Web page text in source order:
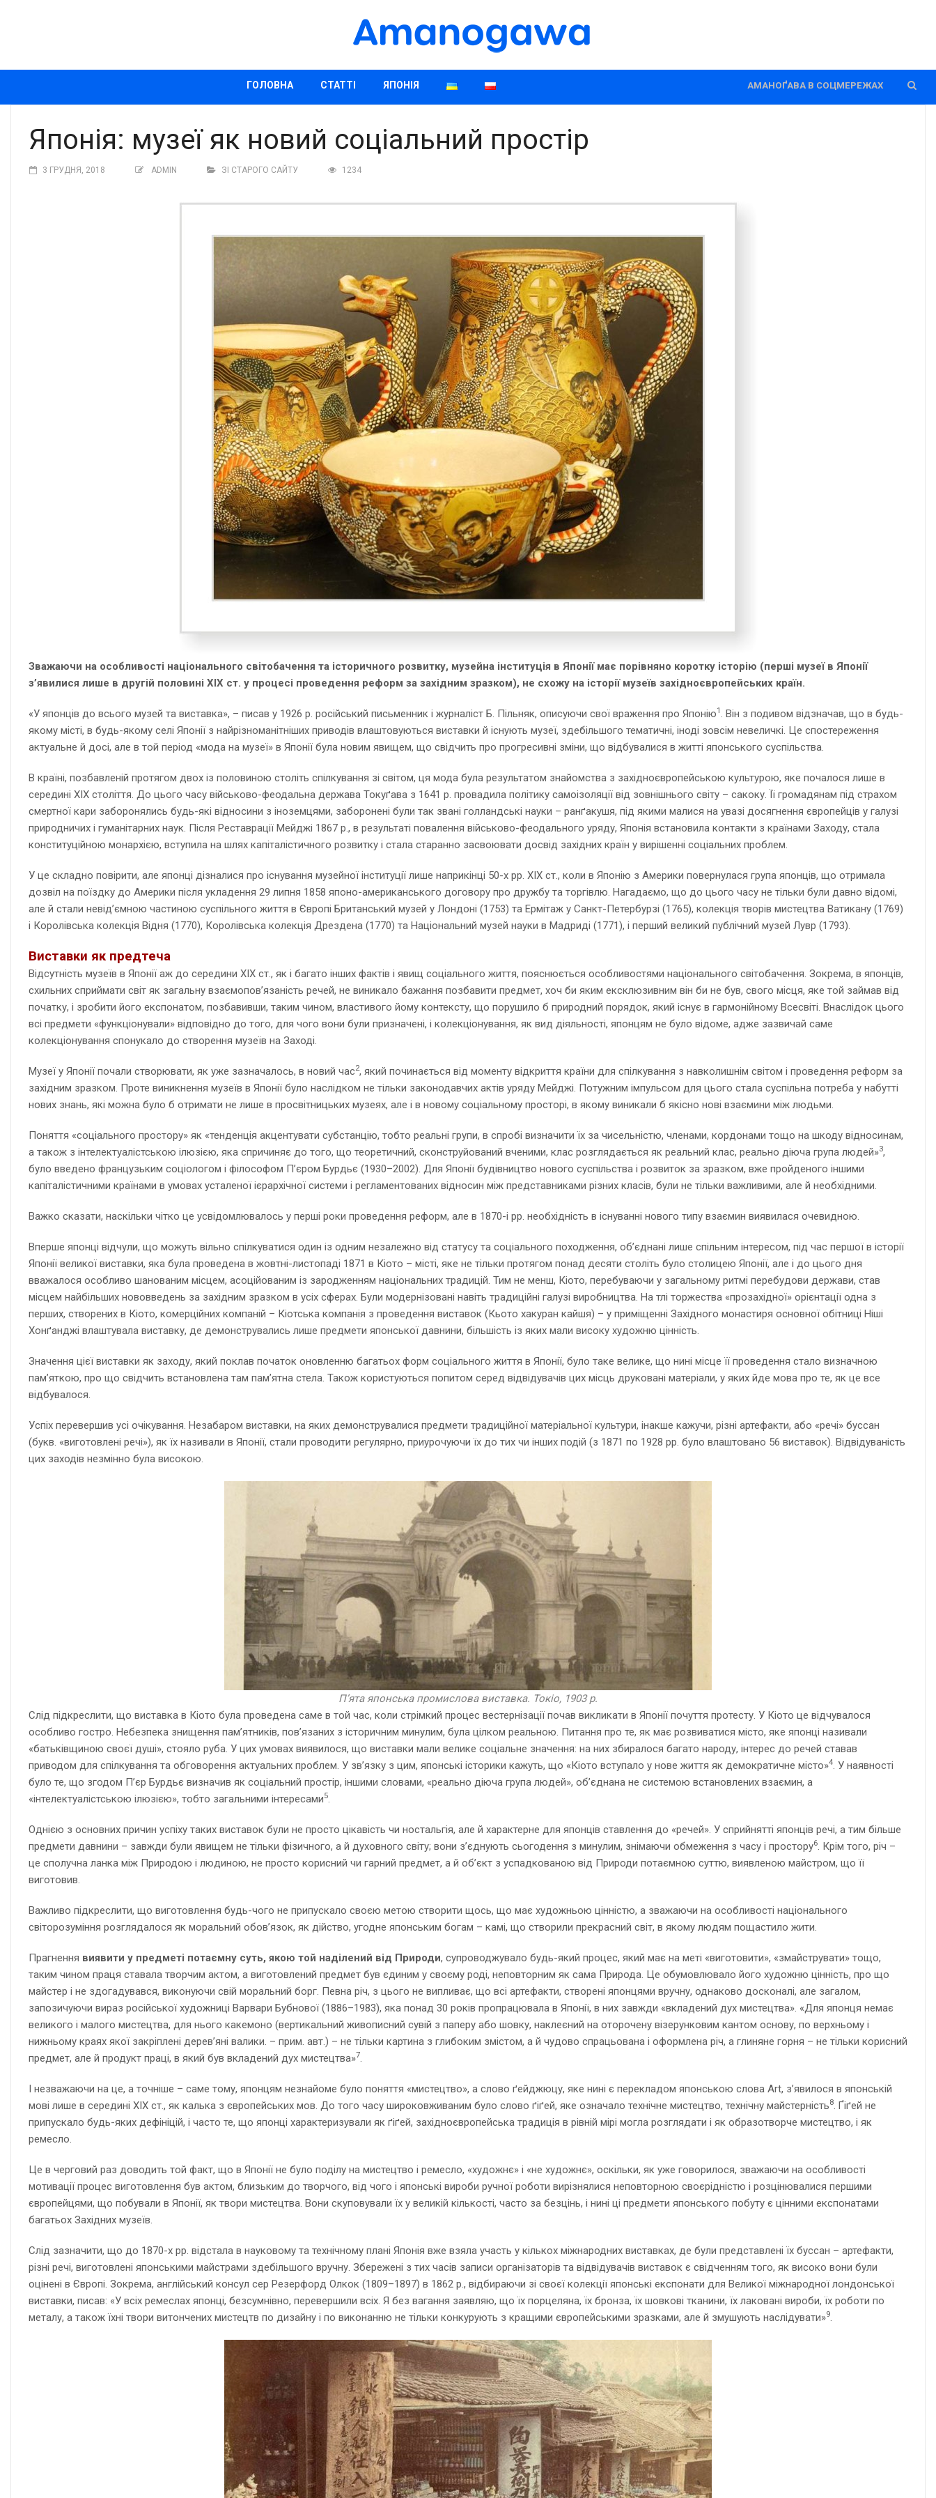
ГОЛОВНА СТАТТІ ЯПОНІЯ АМАНОҐАВА В СОЦМЕРЕЖАХ
Японія: музеї як новий соціальний простір
3 ГРУДНЯ, 2018 ADMIN ЗІ СТАРОГО САЙТУ 1234
Зважаючи на особливості національного світобачення та історичного розвитку, музейна інституція в Японії має порівняно коротку історію (перші музеї в Японії
з’явилися лише в другій половині XIX ст. у процесі проведення реформ за західним зразком), не схожу на історії музеїв західноєвропейських країн.
«У японців до всього музей та виставка», – писав у 1926 р. російський письменник і журналіст Б. Пільняк, описуючи свої враження про Японію1 . Він з подивом відзначав, що в будь-
якому місті, в будь-якому селі Японії з найрізноманітніших приводів влаштовуються виставки й існують музеї, здебільшого тематичні, іноді зовсім невеличкі. Це спостереження
актуальне й досі, але в той період «мода на музеї» в Японії була новим явищем, що свідчить про прогресивні зміни, що відбувалися в житті японського суспільства.
В країні, позбавленій протягом двох із половиною століть спілкування зі світом, ця мода була результатом знайомства з західноєвропейською культурою, яке почалося лише в
середині XIX століття. До цього часу військово-феодальна держава Токуґава з 1641 р. провадила політику самоізоляції від зовнішнього світу – сакоку. Її громадянам під страхом
смертної кари заборонялись будь-які відносини з іноземцями, заборонені були так звані голландські науки – ранґакушя, під якими малися на увазі досягнення європейців у галузі
природничих і гуманітарних наук. Після Реставрації Мейджі 1867 р., в результаті повалення військово-феодального уряду, Японія встановила контакти з країнами Заходу, стала
конституційною монархією, вступила на шлях капіталістичного розвитку і стала старанно засвоювати досвід західних країн у вирішенні соціальних проблем.
У це складно повірити, але японці дізналися про існування музейної інституції лише наприкінці 50-х рр. XIX ст., коли в Японію з Америки повернулася група японців, що отримала
дозвіл на поїздку до Америки після укладення 29 липня 1858 японо-американського договору про дружбу та торгівлю. Нагадаємо, що до цього часу не тільки були давно відомі,
але й стали невід’ємною частиною суспільного життя в Європі Британський музей у Лондоні (1753) та Ермітаж у Санкт-Петербурзі (1765), колекція творів мистецтва Ватикану (1769)
і Королівська колекція Відня (1770), Королівська колекція Дрездена (1770) та Національний музей науки в Мадриді (1771), і перший великий публічний музей Лувр (1793).
Виставки як предтеча
Відсутність музеїв в Японії аж до середини XIX ст., як і багато інших фактів і явищ соціального життя, пояснюється особливостями національного світобачення. Зокрема, в японців,
схильних сприймати світ як загальну взаємопов’язаність речей, не виникало бажання позбавити предмет, хоч би яким ексклюзивним він би не був, свого місця, яке той займав від
початку, і зробити його експонатом, позбавивши, таким чином, властивого йому контексту, що порушило б природний порядок, який існує в гармонійному Всесвіті. Внаслідок цього
всі предмети «функціонували» відповідно до того, для чого вони були призначені, і колекціонування, як вид діяльності, японцям не було відоме, адже зазвичай саме
колекціонування спонукало до створення музеїв на Заході.
Музеї у Японії почали створювати, як уже зазначалось, в новий час2, який починається від моменту відкриття країни для спілкування з навколишнім світом і проведення реформ за
західним зразком. Проте виникнення музеїв в Японії було наслідком не тільки законодавчих актів уряду Мейджі. Потужним імпульсом для цього стала суспільна потреба у набутті
нових знань, які можна було б отримати не лише в просвітницьких музеях, але і в новому соціальному просторі, в якому виникали б якісно нові взаємини між людьми.
Поняття «соціального простору» як «тенденція акцентувати субстанцію, тобто реальні групи, в спробі визначити їх за чисельністю, членами, кордонами тощо на шкоду відносинам,
а також з інтелектуалістською ілюзією, яка спричиняє до того, що теоретичний, сконструйований вченими, клас розглядається як реальний клас, реально діюча група людей»3,
було введено французьким соціологом і філософом П’єром Бурдьє (1930–2002). Для Японії будівництво нового суспільства і розвиток за зразком, вже пройденого іншими
капіталістичними країнами в умовах усталеної ієрархічної системи і регламентованих відносин між представниками різних класів, були не тільки важливими, але й необхідними.
Важко сказати, наскільки чітко це усвідомлювалось у перші роки проведення реформ, але в 1870-і рр. необхідність в існуванні нового типу взаємин виявилася очевидною.
Вперше японці відчули, що можуть вільно спілкуватися один із одним незалежно від статусу та соціального походження, об’єднані лише спільним інтересом, під час першої в історії
Японії великої виставки, яка була проведена в жовтні-листопаді 1871 в Кіото – місті, яке не тільки протягом понад десяти століть було столицею Японії, але і до цього дня
вважалося особливо шанованим місцем, асоційованим із зародженням національних традицій. Тим не менш, Кіото, перебуваючи у загальному ритмі перебудови держави, став
місцем найбільших нововведень за західним зразком в усіх сферах. Були модернізовані навіть традиційні галузі виробництва. На тлі торжества «прозахідної» орієнтації одна з
перших, створених в Кіото, комерційних компаній – Кіотська компанія з проведення виставок (Кьото хакуран кайшя) – у приміщенні Західного монастиря основної обітниці Ніші
Хонґанджі влаштувала виставку, де демонструвались лише предмети японської давнини, більшість із яких мали високу художню цінність.
Значення цієї виставки як заходу, який поклав початок оновленню багатьох форм соціального життя в Японії, було таке велике, що нині місце її проведення стало визначною
пам’яткою, про що свідчить встановлена там пам’ятна стела. Також користуються попитом серед відвідувачів цих місць друковані матеріали, у яких йде мова про те, як це все
відбувалося.
Успіх перевершив усі очікування. Незабаром виставки, на яких демонструвалися предмети традиційної матеріальної культури, інакше кажучи, різні артефакти, або «речі» буссан
(букв. «виготовлені речі»), як їх називали в Японії, стали проводити регулярно, приурочуючи їх до тих чи інших подій (з 1871 по 1928 рр. було влаштовано 56 виставок). Відвідуваність
цих заходів незмінно була високою.
П’ята японська промислова виставка. Токіо, 1903 р.
Слід підкреслити, що виставка в Кіото була проведена саме в той час, коли стрімкий процес вестернізації почав викликати в Японії почуття протесту. У Кіото це відчувалося
особливо гостро. Небезпека знищення пам’ятників, пов’язаних з історичним минулим, була цілком реальною. Питання про те, як має розвиватися місто, яке японці називали
«батьківщиною своєї душі», стояло руба. У цих умовах виявилося, що виставки мали велике соціальне значення: на них збиралося багато народу, інтерес до речей ставав
приводом для спілкування та обговорення актуальних проблем. У зв’язку з цим, японські історики кажуть, що «Кіото вступало у нове життя як демократичне місто»4. У наявності
було те, що згодом П’єр Бурдьє визначив як соціальний простір, іншими словами, «реально діюча група людей», об’єднана не системою встановлених взаємин, а
«інтелектуалістською ілюзією», тобто загальними інтересами5.
Однією з основних причин успіху таких виставок були не просто цікавість чи ностальгія, але й характерне для японців ставлення до «речей». У сприйнятті японців речі, а тим більше
предмети давнини – завжди були явищем не тільки фізичного, а й духовного світу; вони з’єднують сьогодення з минулим, знімаючи обмеження з часу і простору6. Крім того, річ –
це сполучна ланка між Природою і людиною, не просто корисний чи гарний предмет, а й об’єкт з успадкованою від Природи потаємною суттю, виявленою майстром, що її
виготовив.
Важливо підкреслити, що виготовлення будь-чого не припускало своєю метою створити щось, що має художньою цінністю, а зважаючи на особливості національного
світорозуміння розглядалося як моральний обов’язок, як дійство, угодне японським богам – камі, що створили прекрасний світ, в якому людям пощастило жити.
Прагнення виявити у предметі потаємну суть, якою той наділений від Природи, супроводжувало будь-який процес, який має на меті «виготовити», «змайструвати» тощо,
таким чином праця ставала творчим актом, а виготовлений предмет був єдиним у своєму роді, неповторним як сама Природа. Це обумовлювало його художню цінність, про що
майстер і не здогадувався, виконуючи свій моральний борг. Певна річ, з цього не випливає, що всі артефакти, створені японцями вручну, однаково досконалі, але загалом,
запозичуючи вираз російської художниці Варвари Бубнової (1886–1983), яка понад 30 років пропрацювала в Японії, в них завжди «вкладений дух мистецтва». «Для японця немає
великого і малого мистецтва, для нього какемоно (вертикальний живописний сувій з паперу або шовку, наклеєний на оторочену візерунковим кантом основу, по верхньому і
нижньому краях якої закріплені дерев’яні валики. – прим. авт.) – не тільки картина з глибоким змістом, а й чудово спрацьована і оформлена річ, а глиняне горня – не тільки корисний
предмет, але й продукт праці, в який був вкладений дух мистецтва»7.
І незважаючи на це, а точніше – саме тому, японцям незнайоме було поняття «мистецтво», а слово ґейджюцу, яке нині є перекладом японською слова Art, з’явилося в японській
мові лише в середині XIX ст., як калька з європейських мов. До того часу широковживаним було слово ґіґей, яке означало технічне мистецтво, технічну майстерність8. Ґіґей не
припускало будь-яких дефініцій, і часто те, що японці характеризували як ґіґей, західноєвропейська традиція в рівній мірі могла розглядати і як образотворче мистецтво, і як
ремесло.
Це в черговий раз доводить той факт, що в Японії не було поділу на мистецтво і ремесло, «художнє» і «не художнє», оскільки, як уже говорилося, зважаючи на особливості
мотивації процес виготовлення був актом, близьким до творчого, від чого і японські вироби ручної роботи вирізнялися неповторною своєрідністю і розцінювалися першими
європейцями, що побували в Японії, як твори мистецтва. Вони скуповували їх у великій кількості, часто за безцінь, і нині ці предмети японського побуту є цінними експонатами
багатьох Західних музеїв.
Слід зазначити, що до 1870-х рр. відстала в науковому та технічному плані Японія вже взяла участь у кількох міжнародних виставках, де були представлені їх буссан – артефакти,
різні речі, виготовлені японськими майстрами здебільшого вручну. Збережені з тих часів записи організаторів та відвідувачів виставок є свідченням того, як високо вони були
оцінені в Європі. Зокрема, англійський консул сер Резерфорд Олкок (1809–1897) в 1862 р., відбираючи зі своєї колекції японські експонати для Великої міжнародної лондонської
виставки, писав: «У всіх ремеслах японці, безсумнівно, перевершили всіх. Я без вагання заявляю, що їх порцеляна, їх бронза, їх шовкові тканини, їх лаковані вироби, їх роботи по
металу, а також їхні твори витончених мистецтв по дизайну і по виконанню не тільки конкурують з кращими європейськими зразками, але й змушують наслідувати»9.